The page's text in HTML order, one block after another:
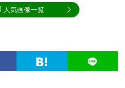
人気画像一覧